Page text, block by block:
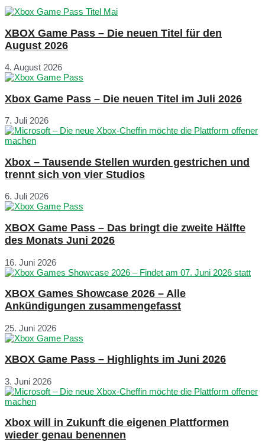
XBOX Game Pass – Die neuen Titel für den
August 2026
4. August 2026
Xbox Game Pass – Die neuen Titel im Juli 2026
7. Juli 2026
Xbox – Tausende Stellen wurden gestrichen und
trennt sich von vier Studios
6. Juli 2026
XBOX Game Pass – Das bringt die zweite Hälfte
des Monats Juni 2026
16. Juni 2026
XBOX Games Showcase 2026 – Alle
Ankündigungen zusammengefasst
25. Juni 2026
XBOX Game Pass – Highlights im Juni 2026
3. Juni 2026
Xbox will in Zukunft die eigenen Plattformen
wieder genau benennen